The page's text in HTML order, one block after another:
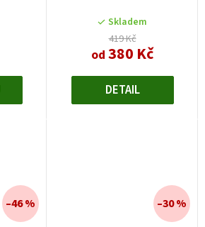
Skladem
419 Kč
od 380 Kč
DETAIL
–46 % –30 %